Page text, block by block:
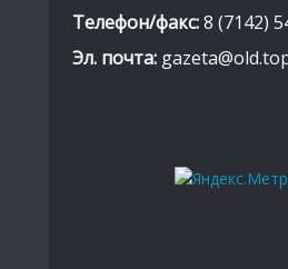
Телефон/факс:8 (7142)
Эл. почта: